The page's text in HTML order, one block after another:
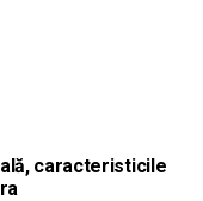
caracteristicile